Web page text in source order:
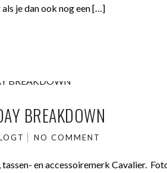
je dan ook nog een […]
BREAKDOWN
NO COMMENT
en accessoiremerk Cavalier.